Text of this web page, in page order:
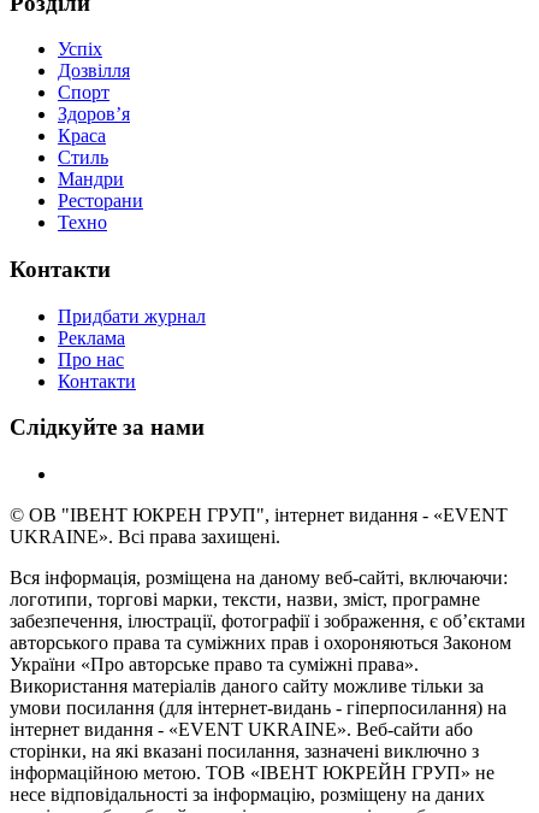
Успіх
Дозвілля
Спорт
Здоров’я
Краса
Стиль
Мандри
Ресторани
Техно
Контакти
Придбати журнал
Реклама
Про нас
Контакти
Слідкуйте за нами
© ОВ "ІВЕНТ ЮКРЕН ГРУП", інтернет видання - «EVENT
UKRAINE». Всі права захищені.
Вся інформація, розміщена на даному веб-сайті, включаючи:
логотипи, торгові марки, тексти, назви, зміст, програмне
забезпечення, ілюстрації, фотографії і зображення, є об’єктами
авторського права та суміжних прав і охороняються Законом
України «Про авторське право та суміжні права».
Використання матеріалів даного сайту можливе тільки за
умови посилання (для інтернет-видань - гіперпосилання) на
інтернет видання - «EVENT UKRAINE». Веб-сайти або
сторінки, на які вказані посилання, зазначені виключно з
інформаційною метою. ТОВ «ІВЕНТ ЮКРЕЙН ГРУП» не
несе відповідальності за інформацію, розміщену на даних